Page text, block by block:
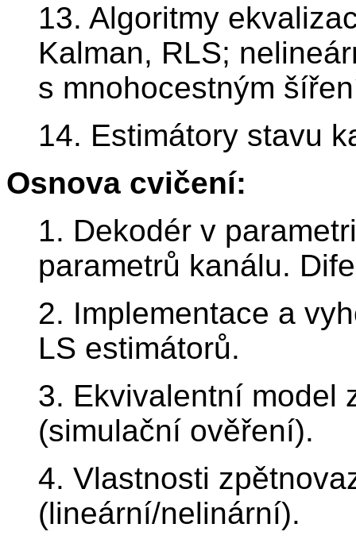
13. Algoritmy
Kalman, RLS;
s mnohocestným
14. Estimátory stavu
Osnova cvičení:
1. Dekodér v
parametrů kanálu.
2. Implementace a
LS estimátorů.
3. Ekvivalentní model
(simulační ověření).
4. Vlastnosti
(lineární/nelinární).